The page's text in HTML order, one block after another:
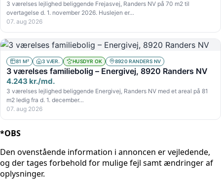
3 værelses lejlighed beliggende Frejasvej, Randers NV på 70 m2 til
overtagelse d. 1. november 2026. Huslejen er…
07. aug 2026
81 M² 3 VÆR. HUSDYR OK 8920 RANDERS NV
3 værelses familiebolig – Energivej, 8920 Randers NV
4.243 kr./md.
3 værelses lejlighed beliggende Energivej, Randers NV med et areal på 81
m2 ledig fra d. 1. december…
07. aug 2026
*OBS
Den ovenstående information i annoncen er vejledende,
og der tages forbehold for mulige fejl samt ændringer af
oplysninger.